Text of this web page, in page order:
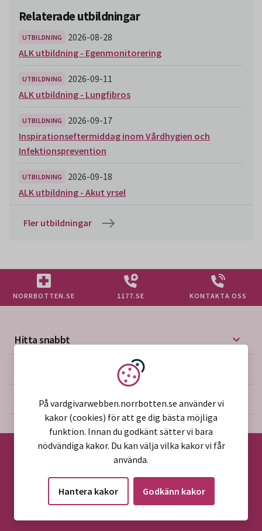
Relaterade utbildningar
UTBILDNING
2026-08-28
ALK utbildning - Egenmonitorering
UTBILDNING
2026-09-11
ALK utbildning - Lungfibros
UTBILDNING
2026-09-17
Inspirationseftermiddag inom Vårdhygien och
Infektionsprevention
UTBILDNING
2026-09-18
ALK utbildning - Akut yrsel
Fler utbildningar
NORRBOTTEN.SE 1177.SE KONTAKTA OSS
Hitta snabbt
Mer på vårdgivarwebben
Om webbplatsen
©2026 Region Norrbotten
Vi använder kakor
På vardgivarwebben.norrbotten.se använder vi
kakor (cookies) för att ge dig bästa möjliga
funktion. Innan du godkänt sätter vi bara
nödvändiga kakor. Du kan välja vilka kakor vi får
använda.
Hantera kakor Godkänn kakor